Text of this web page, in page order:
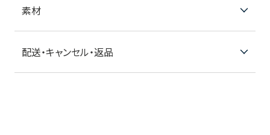
素材
配送・キャンセル・返品